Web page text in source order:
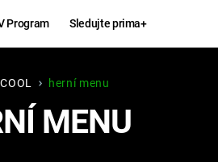
Program Sledujte prima+
herní menu
MENU